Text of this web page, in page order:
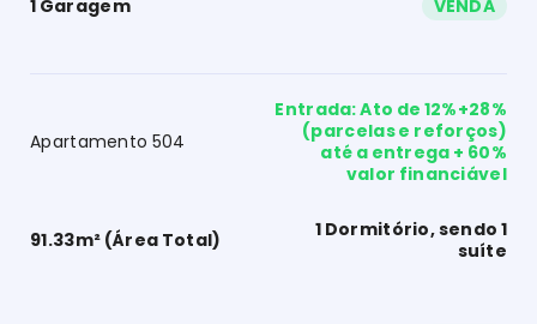
1 Garagem VENDA
Apartamento 504
91.33m² (Área Total)
1 Dormitório, sendo 1
suíte
Entrada: Ato de 12%+28%
(parcelas e reforços)
até a entrega + 60%
valor financiável